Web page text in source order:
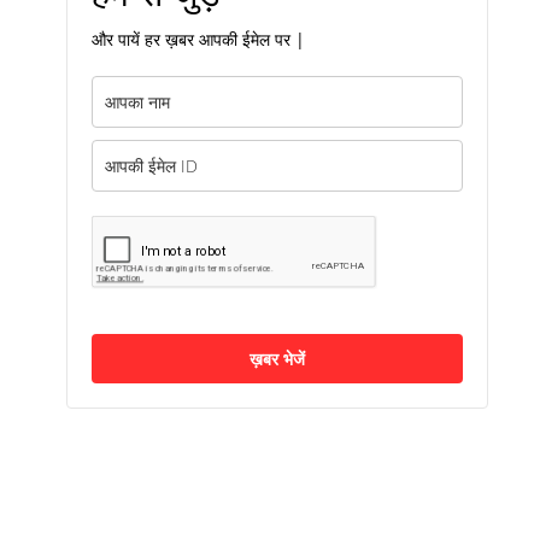
और पायें हर ख़बर आपकी ईमेल पर |
ख़बर भेजें